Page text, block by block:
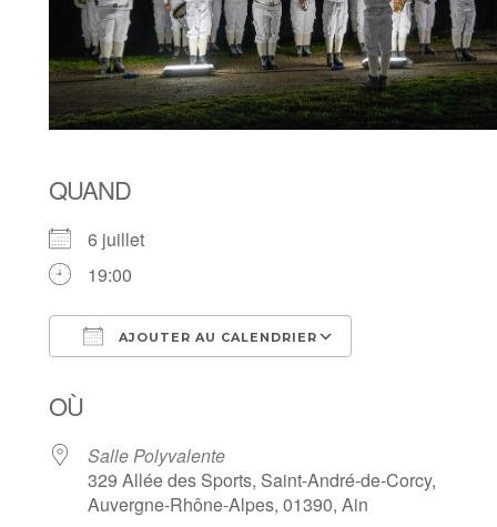
QUAND
6 juillet
19:00
AJOUTER AU CALENDRIER
OÙ
Salle Polyvalente
329 Allée des Sports, Saint-André-de-Corcy,
Auvergne-Rhône-Alpes, 01390, Ain